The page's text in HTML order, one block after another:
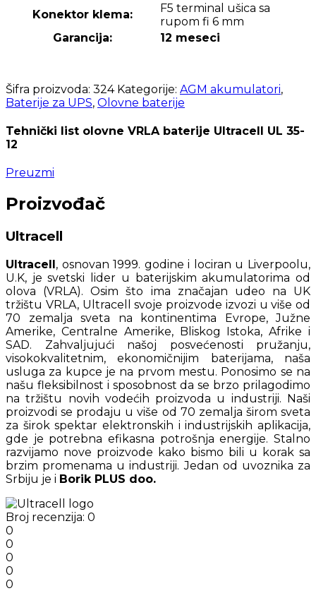
Konektor klema:
F5 terminal ušica sa
rupom fi 6 mm
Garancija:
12 meseci
Šifra proizvoda: 324 Kategorije: AGM akumulatori,
Baterije za UPS, Olovne baterije
Tehnički list olovne VRLA baterije Ultracell UL 35-
12
Preuzmi
Proizvođač
Ultracell
Ultracell, osnovan 1999. godine i lociran u Liverpoolu,
U.K, je svetski lider u baterijskim akumulatorima od
olova (VRLA). Osim što ima značajan udeo na UK
tržištu VRLA, Ultracell svoje proizvode izvozi u više od
70 zemalja sveta na kontinentima Evrope, Južne
Amerike, Centralne Amerike, Bliskog Istoka, Afrike i
SAD. Zahvaljujući našoj posvećenosti pružanju,
visokokvalitetnim, ekonomičnijim baterijama, naša
usluga za kupce je na prvom mestu. Ponosimo se na
našu fleksibilnost i sposobnost da se brzo prilagodimo
na tržištu novih vodećih proizvoda u industriji. Naši
proizvodi se prodaju u više od 70 zemalja širom sveta
za širok spektar elektronskih i industrijskih aplikacija,
gde je potrebna efikasna potrošnja energije. Stalno
razvijamo nove proizvode kako bismo bili u korak sa
brzim promenama u industriji. Jedan od uvoznika za
Srbiju je i Borik PLUS doo.
Broj recenzija: 0
0
0
0
0
0